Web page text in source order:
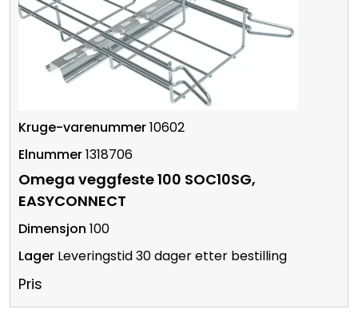
10602
1318706
Omega veggfeste 100 SOC10SG,
EASYCONNECT
100
Leveringstid 30 dager etter bestilling
Pris